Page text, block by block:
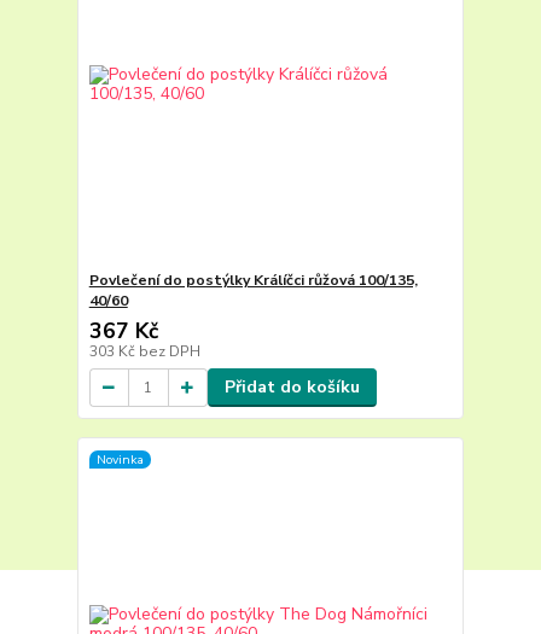
Povlečení do postýlky Králíčci růžová 100/135,
40/60
367 Kč
303 Kč bez DPH
Přidat do košíku
Novinka